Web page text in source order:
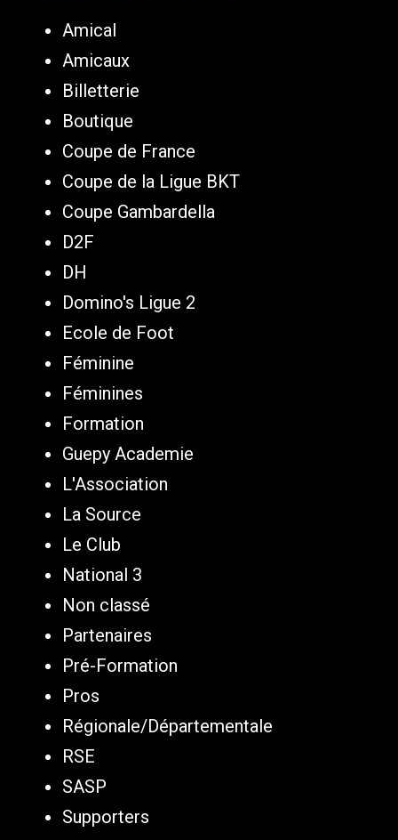
Amical
Amicaux
Billetterie
Boutique
Coupe de France
Coupe de la Ligue BKT
Coupe Gambardella
D2F
DH
Domino's Ligue 2
Ecole de Foot
Féminine
Féminines
Formation
Guepy Academie
L'Association
La Source
Le Club
National 3
Non classé
Partenaires
Pré-Formation
Pros
Régionale/Départementale
RSE
SASP
Supporters